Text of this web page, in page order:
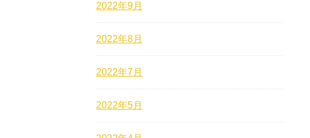
2022年9月
2022年8月
2022年7月
2022年5月